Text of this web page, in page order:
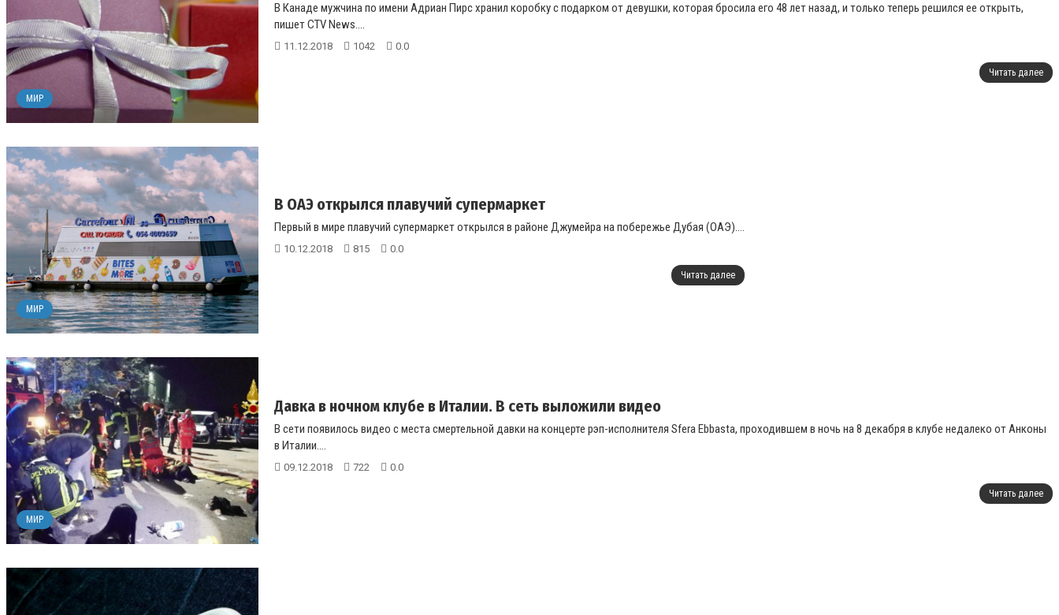
МИР
В Канаде мужчина по имени Адриан Пирс хранил коробку с подарком от девушки, которая бросила его 48 лет назад, и только теперь решился ее открыть,
пишет CTV News....
11.12.2018 1042 0.0
Читать далее
МИР
В ОАЭ открылся плавучий супермаркет
Первый в мире плавучий супермаркет открылся в районе Джумейра на побережье Дубая (ОАЭ)....
10.12.2018 815 0.0
Читать далее
МИР
Давка в ночном клубе в Италии. В сеть выложили видео
В сети появилось видео с места смертельной давки на концерте рэп-исполнителя Sfera Ebbasta, проходившем в ночь на 8 декабря в клубе недалеко от Анконы
в Италии....
09.12.2018 722 0.0
Читать далее